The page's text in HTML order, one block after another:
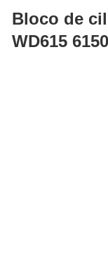
Bloco de cilindros
Bloco de
WD615